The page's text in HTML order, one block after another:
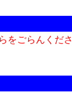
ごらんくださ